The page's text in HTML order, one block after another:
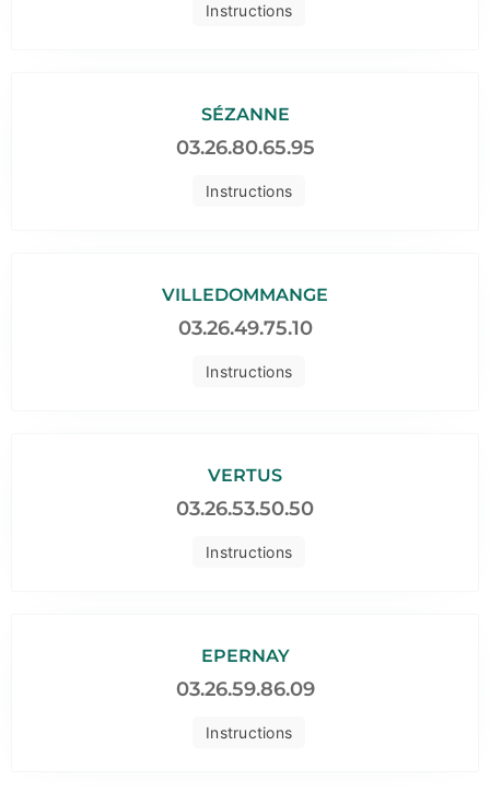
Instructions
Instructions
SÉZANNE
03.26.80.65.95
Instructions
VILLEDOMMANGE
03.26.49.75.10
Instructions
VERTUS
03.26.53.50.50
Instructions
EPERNAY
03.26.59.86.09